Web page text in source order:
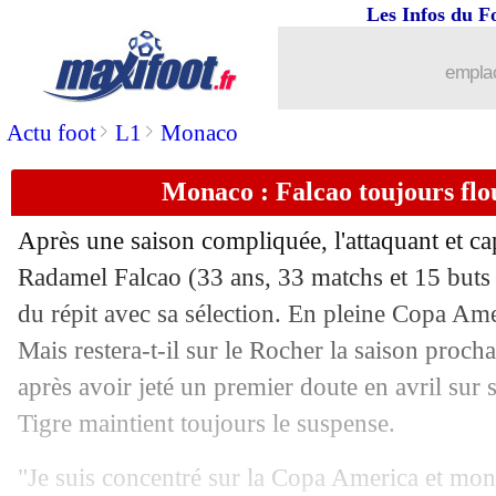
Actu foot> L1 > Monaco
Les Infos du
Monaco : Falcao toujours
Après une saison compliquée, l'attaquant et
Radamel Falcao (33 ans, 33 matchs et 15
du répit avec sa sélection. En pleine Copa
Mais restera-t-il sur le Rocher la saison
après avoir jeté un premier doute en avril sur
Tigre maintient toujours le suspense.
"Je suis concentré sur la Copa America et
: Beye a rencontré Eyraud
20/06 Juve: Pogba et Rabiot, le club
20/06 Barça: Coutinho esquive pour son
20/06 Ajax: ten Hag a prolongé (officiel)
20/06 Man City : Zinchenko prolongé
20/06 Real : Llorente part à l'Atletico
OM : C. Dugarry - "sortir les cadres